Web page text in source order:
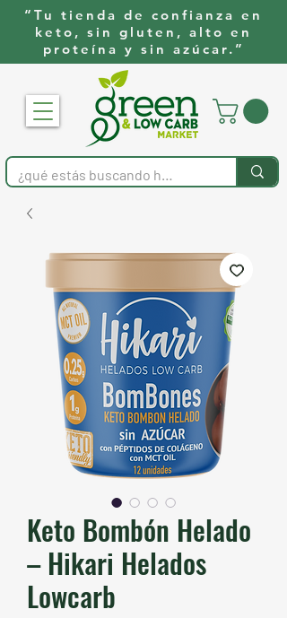
“Tu tienda de confianza en
keto, sin gluten, alto en
proteína y sin azúcar.”
Keto Bombón Helado
– Hikari Helados
Lowcarb